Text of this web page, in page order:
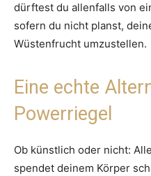
dürftest du allenfalls von
sofern du nicht planst,
Wüstenfrucht umzustellen.
Eine echte
Powerriegel
Ob künstlich oder nicht:
spendet deinem Körper